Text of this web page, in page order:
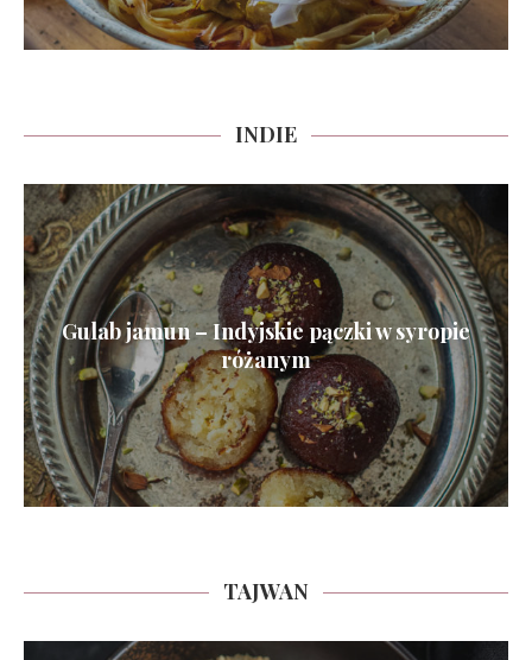
INDIE
Gulab jamun – Indyjskie pączki w syropie
różanym
TAJWAN